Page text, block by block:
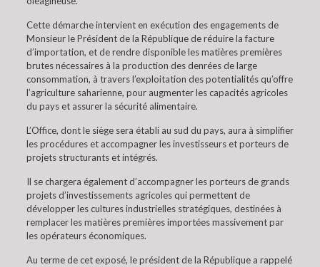
Cette démarche intervient en exécution des engagements de
Monsieur le Président de la République de réduire la facture
d’importation, et de rendre disponible les matières premières
brutes nécessaires à la production des denrées de large
consommation, à travers l’exploitation des potentialités qu’offre
l’agriculture saharienne, pour augmenter les capacités agricoles
du pays et assurer la sécurité alimentaire.
L’Office, dont le siège sera établi au sud du pays, aura à simplifier
les procédures et accompagner les investisseurs et porteurs de
projets structurants et intégrés.
Il se chargera également d’accompagner les porteurs de grands
projets d’investissements agricoles qui permettent de
développer les cultures industrielles stratégiques, destinées à
remplacer les matières premières importées massivement par
les opérateurs économiques.
Au terme de cet exposé, le président de la République a rappelé